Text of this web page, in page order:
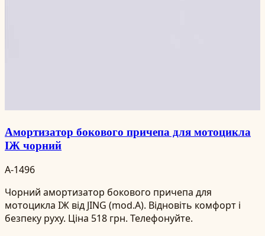
Амортизатор бокового причепа для мотоцикла
ІЖ чорний
A-1496
Чорний амортизатор бокового причепа для
мотоцикла ІЖ від JING (mod.A). Відновіть комфорт і
безпеку руху. Ціна 518 грн. Телефонуйте.